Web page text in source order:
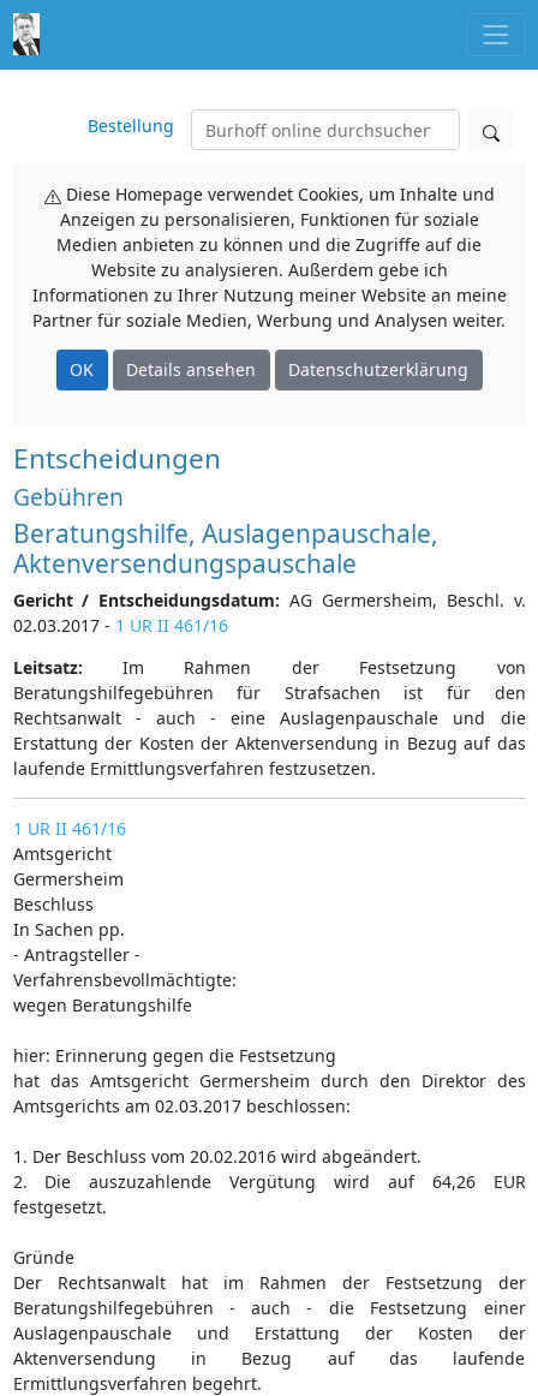
Bestellung
Diese Homepage verwendet Cookies, um Inhalte und
Anzeigen zu personalisieren, Funktionen für soziale
Medien anbieten zu können und die Zugriffe auf die
Website zu analysieren. Außerdem gebe ich
Informationen zu Ihrer Nutzung meiner Website an meine
Partner für soziale Medien, Werbung und Analysen weiter.
OK Details ansehen Datenschutzerklärung
Entscheidungen
Gebühren
Beratungshilfe, Auslagenpauschale,
Aktenversendungspauschale
Gericht / Entscheidungsdatum: AG Germersheim, Beschl. v.
02.03.2017 - 1 UR II 461/16
Leitsatz: Im Rahmen der Festsetzung von
Beratungshilfegebühren für Strafsachen ist für den
Rechtsanwalt - auch - eine Auslagenpauschale und die
Erstattung der Kosten der Aktenversendung in Bezug auf das
laufende Ermittlungsverfahren festzusetzen.
1 UR II 461/16
Amtsgericht
Germersheim
Beschluss
In Sachen pp.
- Antragsteller -
Verfahrensbevollmächtigte:
wegen Beratungshilfe
hier: Erinnerung gegen die Festsetzung
hat das Amtsgericht Germersheim durch den Direktor des
Amtsgerichts am 02.03.2017 beschlossen:
1. Der Beschluss vom 20.02.2016 wird abgeändert.
2. Die auszuzahlende Vergütung wird auf 64,26 EUR
festgesetzt.
Gründe
Der Rechtsanwalt hat im Rahmen der Festsetzung der
Beratungshilfegebühren - auch - die Festsetzung einer
Auslagenpauschale und Erstattung der Kosten der
Aktenversendung in Bezug auf das laufende
Ermittlungsverfahren begehrt.